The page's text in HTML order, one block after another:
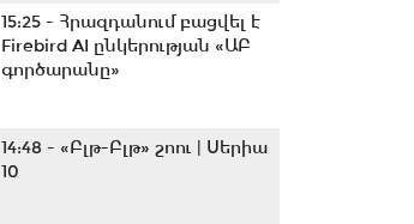
15:25 - Հրազդանում բացվել է
Firebird AI ընկերության «ԱԲ
գործարանը»
14:48 - «Բլթ-Բլթ» շոու | Սերիա
10